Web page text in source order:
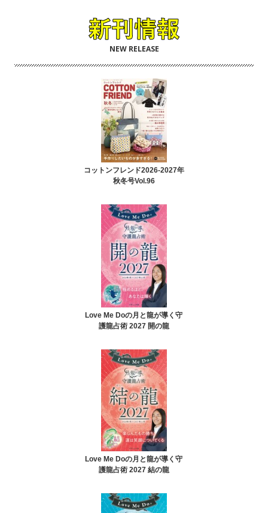
NEW RELEASE
コットンフレンド2026-2027年
秋冬号Vol.96
Love Me Doの月と龍が導く守
護龍占術 2027 開の龍
Love Me Doの月と龍が導く守
護龍占術 2027 結の龍